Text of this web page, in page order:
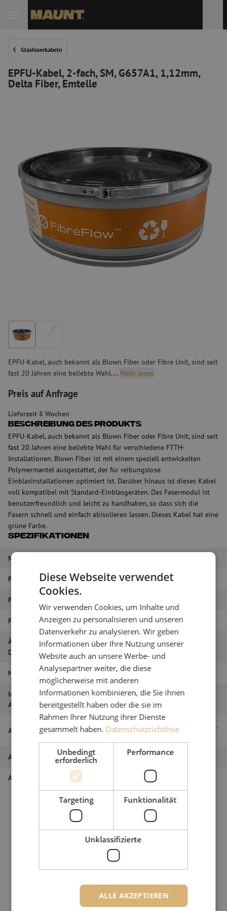
Glasfaserkabeln
EPFU-Kabel, 2-fach, SM, G657A1, 1,12mm,
Delta Fiber, Emtelle
EPFU-Kabel, auch bekannt als Blown Fiber oder Fibre Unit, sind seit
fast 20 Jahren eine beliebte Wahl.... Mehr lesen
Preis auf Anfrage
Lieferzeit 8 Wochen
Beschreibung des Produkts
EPFU-Kabel, auch bekannt als Blown Fiber oder Fibre Unit, sind seit
fast 20 Jahren eine beliebte Wahl für verschiedene FTTH-
Installationen. Blown Fiber ist mit einem speziell entwickelten
Polymermantel ausgestattet, der für reibungslose
Einblasinstallationen optimiert ist. Darüber hinaus ist dieses Kabel
voll kompatibel mit Standard-Einblasgeräten. Das Fasermodul ist
benutzerfreundlich und leicht zu handhaben, so dass sich die
Fasern schnell und einfach abisolieren lassen. Dieses Kabel hat eine
grüne Farbe.
Spezifikationen
Marke
Fasertyp Singlemode
Farbe
Faseranzahl 2
Äußerer
Durchmesser (mm)
1.12
Material Polyäthylen
Innen- oder
Außenkabel
Kabel für den Innen- und Außeneinsatz
Artikelname
EPFU-Kabel, 2-fach, SM, G657A1, 1,12mm,
Artikel Nummer M00002259
Art des Produkts
Diese Webseite verwendet
Cookies.
Wir verwenden Cookies, um Inhalte und
Anzeigen zu personalisieren und unseren
Datenverkehr zu analysieren. Wir geben
Informationen über Ihre Nutzung unserer
Website auch an unsere Werbe- und
Analysepartner weiter, die diese
möglicherweise mit anderen
Informationen kombinieren, die Sie ihnen
bereitgestellt haben oder die sie im
Rahmen Ihrer Nutzung ihrer Dienste
gesammelt haben. Datenschutzrichtlinie
Unbedingt
erforderlich
Performance
Targeting Funktionalität
Unklassifizierte
ALLE AKZEPTIEREN